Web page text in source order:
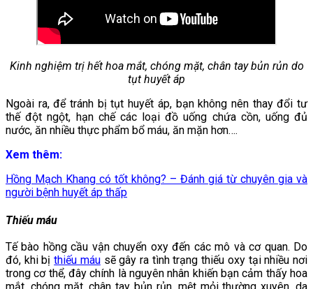
Kinh nghiệm trị hết hoa mắt, chóng mặt, chân tay bủn rủn do
tụt huyết áp
Ngoài ra, để tránh bị tụt huyết áp, bạn không nên thay đổi tư
thế đột ngột, hạn chế các loại đồ uống chứa cồn, uống đủ
nước, ăn nhiều thực phẩm bổ máu, ăn mặn hơn….
Xem thêm:
Hồng Mạch Khang có tốt không? – Đánh giá từ chuyên gia và
người bệnh huyết áp thấp
Thiếu máu
Tế bào hồng cầu vận chuyển oxy đến các mô và cơ quan. Do
đó, khi bịthiếu máusẽ gây ra tình trạng thiếu oxy tại nhiều nơi
trong cơ thể, đây chính là nguyên nhân khiến bạn cảm thấy hoa